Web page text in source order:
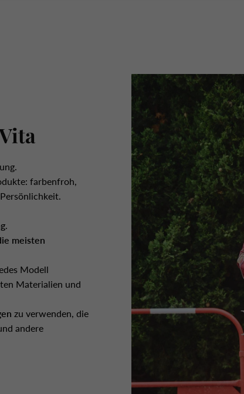
farbenfroh,
.
meisten
Modell
Materialien und
zu verwenden, die
andere